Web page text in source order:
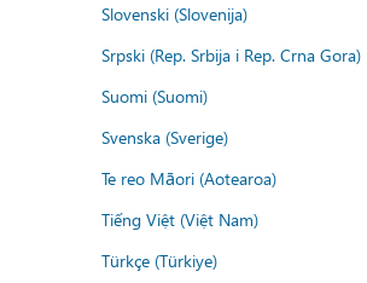
Slovenski (Slovenija)
Srpski (Rep. Srbija i Rep. Crna Gora)
Suomi (Suomi)
Svenska (Sverige)
Te reo Māori (Aotearoa)
Tiếng Việt (Việt Nam)
Türkçe (Türkiye)